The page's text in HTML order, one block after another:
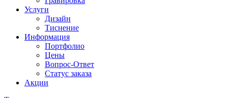
Услуги
Дизайн
Тиснение
Информация
Портфолио
Цены
Вопрос-Ответ
Статус заказа
Акции